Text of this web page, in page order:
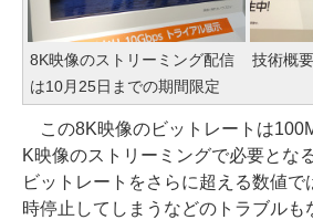
8K映像のストリーミング配信
は10月25日までの期間限定
技術概要
この8K映像のビットレートは
K映像のストリーミングで必要とな
ビットレートをさらに超える数値で
時停止してしまうなどのトラブルも